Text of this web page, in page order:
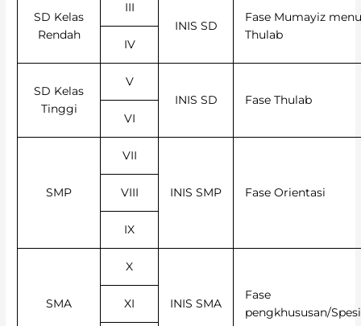
SD Kelas
Rendah
III
INIS SD
Fase Mumayiz
Thulab
IV
SD Kelas
Tinggi
V
INIS SD
Fase Thulab
VI
SMP
VII
INIS SMP Fase Orientasi
VIII
IX
SMA
X
INIS SMA
Fase
pengkhususan/
XI